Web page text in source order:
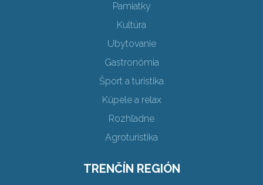
Pamiatky
Kultúra
Ubytovanie
Gastronómia
Šport a turistika
Kúpele a relax
Rozhľadne
Agroturistika
TRENČÍN REGIÓN